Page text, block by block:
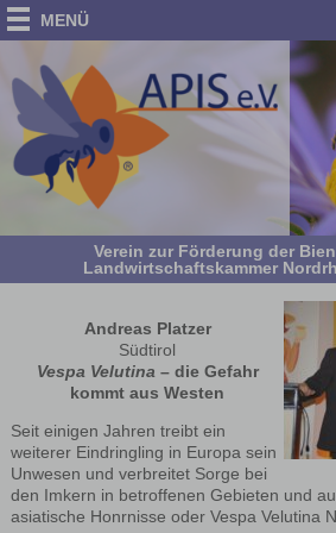
MENÜ
Verein zur Förderung der
Landwirtschaftskammer
Andreas Platzer
Südtirol
Vespa Velutina – die Gefahr
kommt aus Westen
Seit einigen Jahren treibt ein
weiterer Eindringling in Europa sein
Unwesen und verbreitet Sorge bei
den Imkern in betroffenen Gebieten und
asiatische Honrnisse oder Vespa Velutina